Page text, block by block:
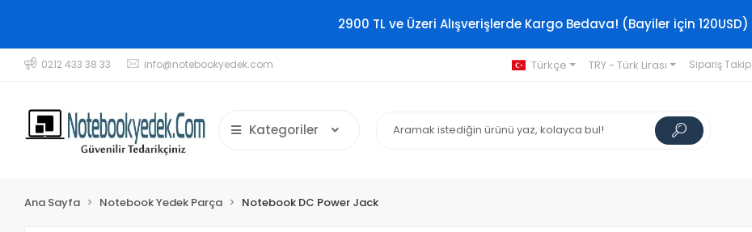
2900 TL ve Üzeri Alışverişlerde Kargo Bedava! (Bayiler için 120USD)
0212 433 38 33 info@notebookyedek.com Türkçe TRY - Türk Lirası Sipariş Takip
Kategoriler
Ana Sayfa Notebook Yedek Parça Notebook DC Power Jack